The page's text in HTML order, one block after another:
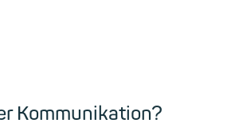
Kommunikation?